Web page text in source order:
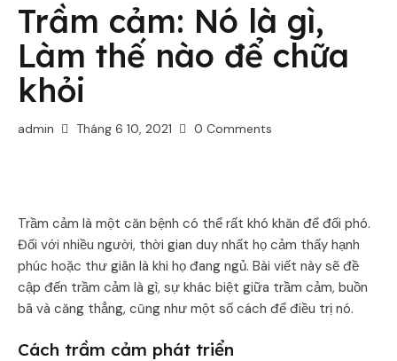
Trầm cảm: Nó là gì,
Làm thế nào để chữa
khỏi
admin Tháng 6 10, 2021 0 Comments
Trầm cảm là một căn bệnh có thể rất khó khăn để đối phó.
Đối với nhiều người, thời gian duy nhất họ cảm thấy hạnh
phúc hoặc thư giãn là khi họ đang ngủ. Bài viết này sẽ đề
cập đến trầm cảm là gì, sự khác biệt giữa trầm cảm, buồn
bã và căng thẳng, cũng như một số cách để điều trị nó.
Cách trầm cảm phát triển